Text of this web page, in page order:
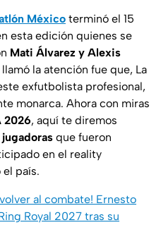
México terminó el 15
esta edición quienes se
Mati Álvarez y Alexis
la atención fue que, La
exfutbolista profesional,
monarca. Ahora con miras
2026, aquí te diremos
que fueron
en el reality
país.
al combate! Ernesto
Royal 2027 tras su